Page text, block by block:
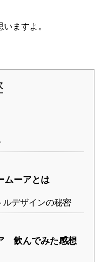
ますよ。
ーアとは
デザインの秘密
飲んでみた感想